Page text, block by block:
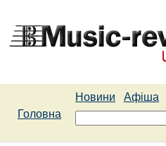
Новини Афіша
Головна